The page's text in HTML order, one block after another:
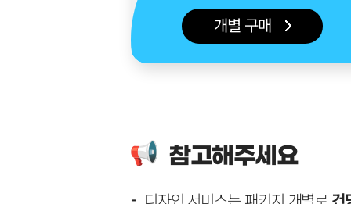
개별 구매
참고해주세요